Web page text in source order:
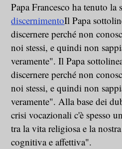
Papa Francesco ha tenuto la
discernimentoIl Papa
discernere perché non
noi stessi, e quindi non
veramente". Il Papa
discernere perché non
noi stessi, e quindi non
veramente". Alla base dei
crisi vocazionali c'è spesso
tra la vita religiosa e la
cognitiva e affettiva".